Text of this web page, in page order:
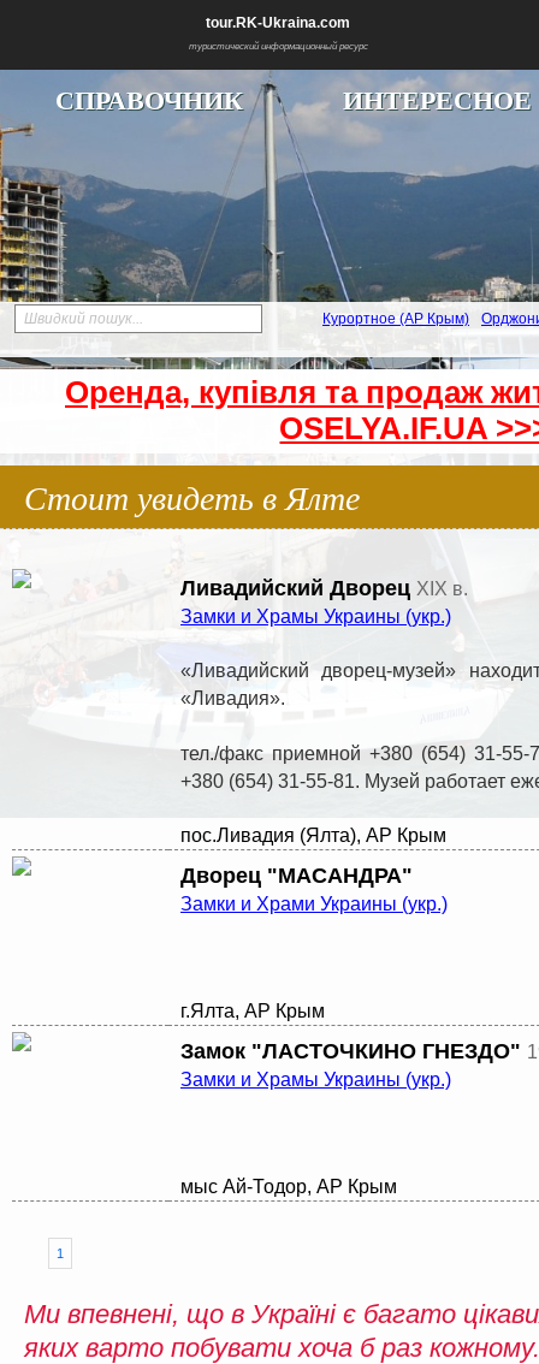
tour.RK-Ukraina.com
туристический информационный ресурс
СПРАВОЧНИК ИНТЕРЕСНОЕ
Швидкий пошук... Курортное (АР Крым)
Оренда, купівля та продаж
OSELYA.IF.UA
Стоит увидеть в Ялте
Ливадийский Дворец XIX в.
Замки и Храмы Украины (укр.)
«Ливадийский дворец-музей»
«Ливадия».
тел./факс приемной +380 (654) 31-55-
+380 (654) 31-55-81. Музей работает
пос.Ливадия (Ялта), АР Крым
Дворец "МАСАНДРА"
Замки и Храми Украины (укр.)
г.Ялта, АР Крым
Замок "ЛАСТОЧКИНО ГНЕЗДО"
Замки и Храмы Украины (укр.)
мыс Ай-Тодор, АР Крым
1
Ми впевнені, що в Україні є багато
яких варто побувати хоча б раз